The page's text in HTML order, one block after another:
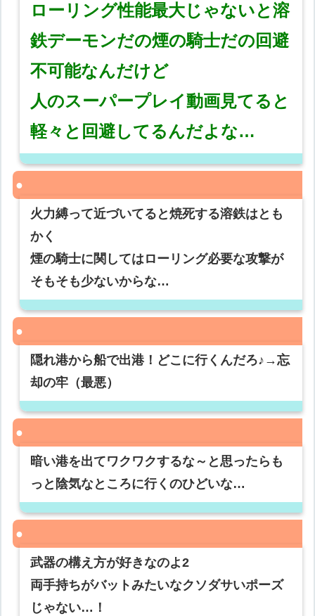
ローリング性能最大じゃないと溶
鉄デーモンだの煙の騎士だの回避
不可能なんだけど
人のスーパープレイ動画見てると
軽々と回避してるんだよな…
火力縛って近づいてると焼死する溶鉄はとも
かく
煙の騎士に関してはローリング必要な攻撃が
そもそも少ないからな…
隠れ港から船で出港！どこに行くんだろ♪→忘
却の牢（最悪）
暗い港を出てワクワクするな～と思ったらも
っと陰気なところに行くのひどいな…
武器の構え方が好きなのよ2
両手持ちがバットみたいなクソダサいポーズ
じゃない…！